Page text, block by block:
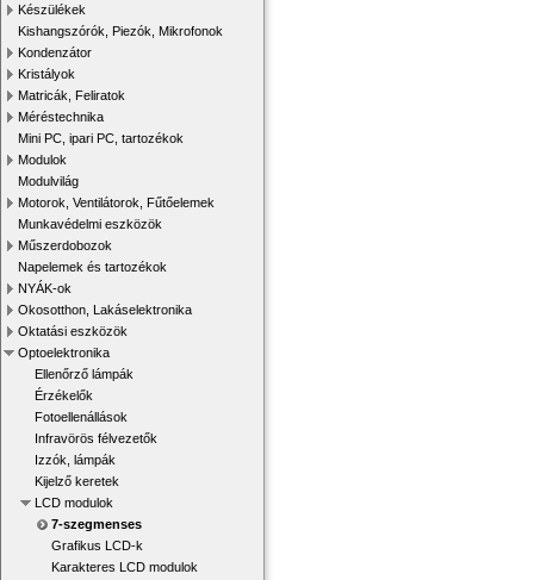
Készülékek
Kishangszórók, Piezók, Mikrofonok
Kondenzátor
Kristályok
Matricák, Feliratok
Méréstechnika
Mini PC, ipari PC, tartozékok
Modulok
Modulvilág
Motorok, Ventilátorok, Fűtőelemek
Munkavédelmi eszközök
Műszerdobozok
Napelemek és tartozékok
NYÁK-ok
Okosotthon, Lakáselektronika
Oktatási eszközök
Optoelektronika
Ellenőrző lámpák
Érzékelők
Fotoellenállások
Infravörös félvezetők
Izzók, lámpák
Kijelző keretek
LCD modulok
7-szegmenses
Grafikus LCD-k
Karakteres LCD modulok